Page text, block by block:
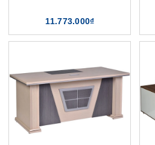
11.773.000₫